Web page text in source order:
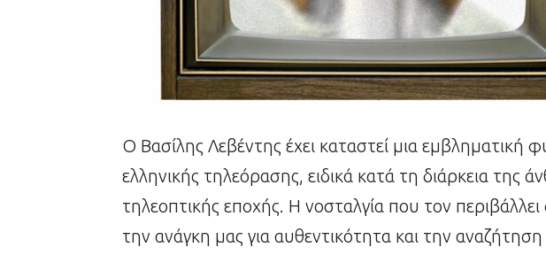
Ο Βασίλης Λεβέντης έχει καταστεί μια εμβληματική
ελληνικής τηλεόρασης, ειδικά κατά τη διάρκεια της
τηλεοπτικής εποχής. Η νοσταλγία που τον περιβάλλει
την ανάγκη μας για αυθεντικότητα και την